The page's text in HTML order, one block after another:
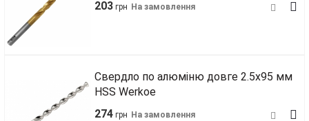
203 грн На замовлення
Свердло по алюміню довге 2.5х95 мм
HSS Werkoe
274 грн На замовлення